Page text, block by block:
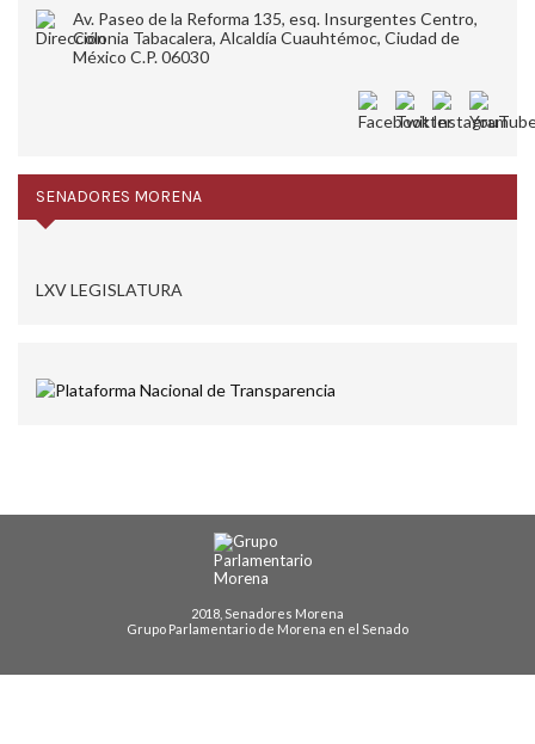
Av. Paseo de la Reforma 135, esq. Insurgentes Centro,
Colonia Tabacalera, Alcaldía Cuauhtémoc, Ciudad de
México C.P. 06030
SENADORES MORENA
LXV LEGISLATURA
2018, Senadores Morena
Grupo Parlamentario de Morena en el Senado